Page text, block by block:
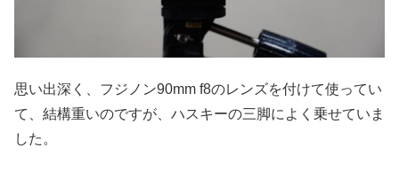
思い出深く、フジノン90mm f8のレンズを付けて使ってい
て、結構重いのですが、ハスキーの三脚によく乗せていま
した。